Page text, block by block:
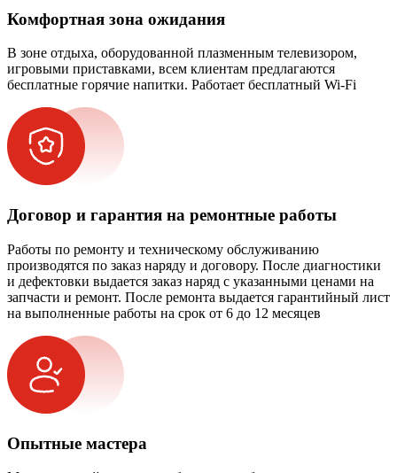
Комфортная зона ожидания
В зоне отдыха, оборудованной плазменным телевизором,
игровыми приставками, всем клиентам предлагаются
бесплатные горячие напитки. Работает бесплатный Wi-Fi
Договор и гарантия на ремонтные работы
Работы по ремонту и техническому обслуживанию
производятся по заказ наряду и договору. После диагностики
и дефектовки выдается заказ наряд с указанными ценами на
запчасти и ремонт. После ремонта выдается гарантийный лист
на выполненные работы на срок от 6 до 12 месяцев
Опытные мастера